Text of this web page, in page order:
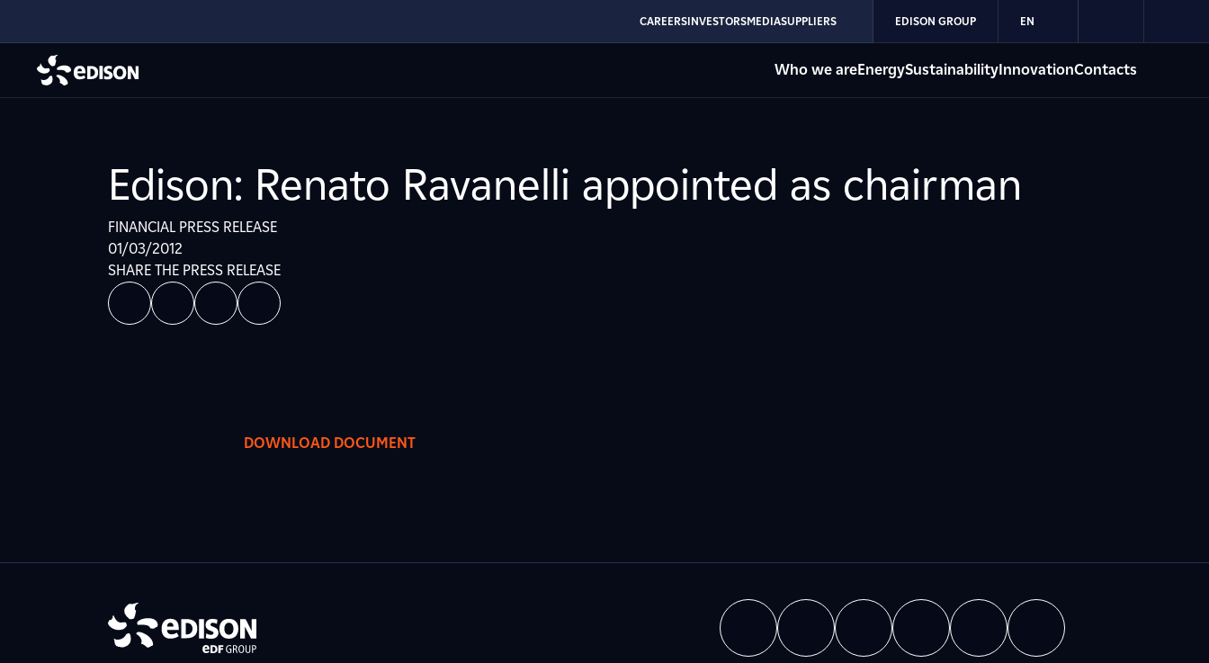
CAREERSINVESTORSMEDIASUPPLIERS EDISON GROUP EN
Who we areEnergySustainabilityInnovationContacts
Edison: Renato Ravanelli appointed as chairman
FINANCIAL PRESS RELEASE
01/03/2012
SHARE THE PRESS RELEASE
DOWNLOAD DOCUMENT